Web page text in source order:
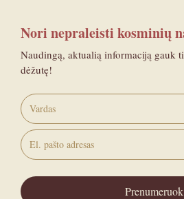
Nori nepraleisti kosminių
Naudingą, aktualią informaciją gauk
dėžutę!
Prenumeruok